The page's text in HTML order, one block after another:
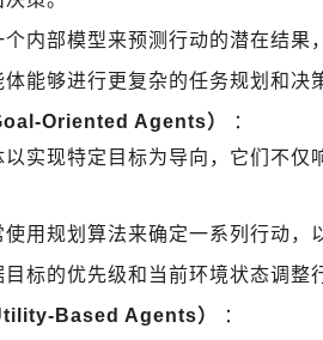
个内部模型来预测行动的潜在结果
能够进行更复杂的任务规划和决
Oriented Agents）
：
以实现特定目标为导向，它们不
用规划算法来确定一系列行动，
目标的优先级和当前环境状态调整
Based Agents）
：